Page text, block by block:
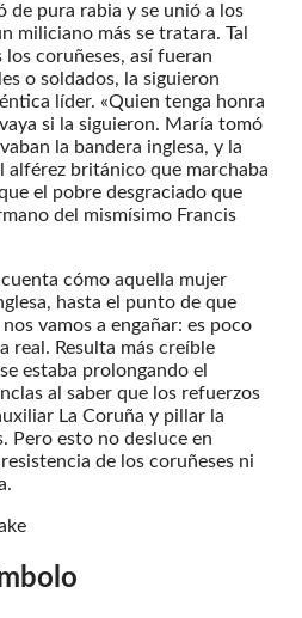
de pura rabia y se unió a los
miliciano más se tratara. Tal
coruñeses, así fueran
o soldados, la siguieron
líder. «Quien tenga honra
si la siguieron. María tomó
la bandera inglesa, y la
alférez británico que marchaba
el pobre desgraciado que
del mismísimo Francis
cómo aquella mujer
hasta el punto de que
vamos a engañar: es poco
real. Resulta más creíble
estaba prolongando el
al saber que los refuerzos
La Coruña y pillar la
Pero esto no desluce en
de los coruñeses ni